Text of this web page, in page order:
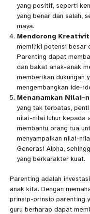
yang positif, seperti
yang benar dan salah,
maya.
Mendorong
memiliki potensi besar
Parenting dapat
dan bakat anak-anak
memberikan dukungan
mengembangkan ide-
Menanamkan Nilai-
yang tak terbatas,
nilai-nilai luhur kepada
membantu orang tua
menyampaikan nilai-
Generasi Alpha,
yang berkarakter kuat.
Parenting adalah
anak kita. Dengan
prinsip-prinsip parenting
guru berharap dapat